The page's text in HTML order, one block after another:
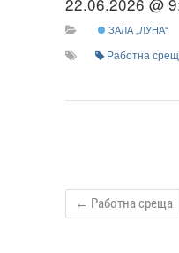
ЗАЛА „ЛУНА“
Работна
← Работна среща